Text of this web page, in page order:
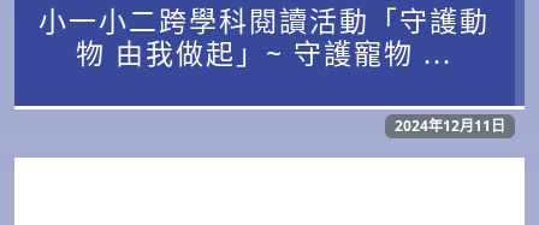
小一小二跨學科閱讀活動「守護動
物 由我做起」~ 守護寵物 ...
2024年12月11日